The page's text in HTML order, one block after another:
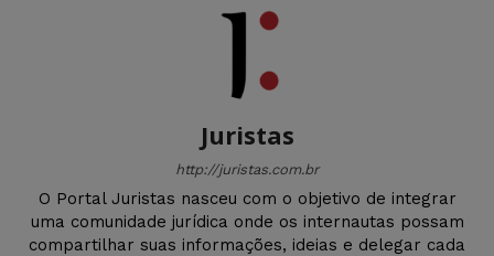
Juristas
http://juristas.com.br
O Portal Juristas nasceu com o objetivo de integrar
uma comunidade jurídica onde os internautas possam
compartilhar suas informações, ideias e delegar cada